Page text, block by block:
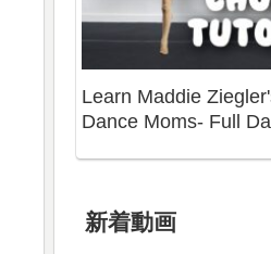
Learn Maddie
Dance Moms- Full
新着動画